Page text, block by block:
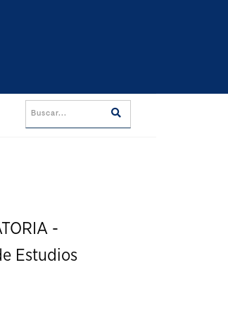
-
Estudios